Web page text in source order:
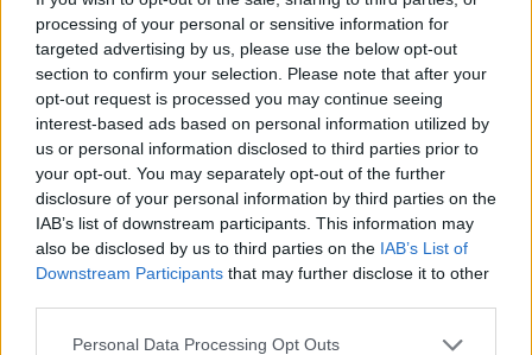
processing of your personal or sensitive information for
targeted advertising by us, please use the below opt-out
section to confirm your selection. Please note that after your
opt-out request is processed you may continue seeing
interest-based ads based on personal information utilized by
us or personal information disclosed to third parties prior to
your opt-out. You may separately opt-out of the further
disclosure of your personal information by third parties on the
IAB’s list of downstream participants. This information may
also be disclosed by us to third parties on the IAB’s List of
Downstream Participants that may further disclose it to other
Personal Data Processing Opt Outs
ΠΟΛΙΤΙΚΉ
ΠΑΣΟΚ σε Μαρινάκη: Κάθεστε στα ίδια
έδρανα με την ακροδεξιά,στις